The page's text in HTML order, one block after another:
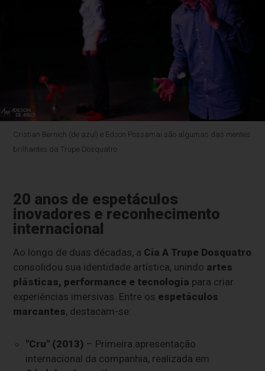
Cristian Bernich (de azul) e Edson Possamai são algumas das mentes
brilhantes da Trupe Dosquatro
20 anos de espetáculos
inovadores e reconhecimento
internacional
Ao longo de duas décadas, a Cia A Trupe Dosquatro
consolidou sua identidade artística, unindo artes
plásticas, performance e tecnologia para criar
experiências imersivas. Entre os espetáculos
marcantes, destacam-se:
"Cru" (2013) – Primeira apresentação
internacional da companhia, realizada em